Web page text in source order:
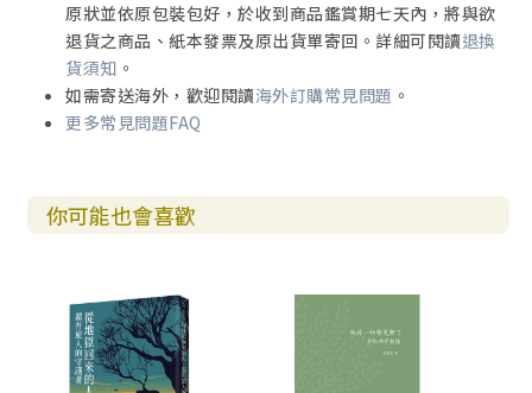
原狀並依原包裝包好，於收到商品鑑賞期七天內，將與欲
退貨之商品、紙本發票及原出貨單寄回。詳細可閱讀退換
貨須知 。
如需寄送海外，歡迎閱讀海外訂購常見問題 。
更多常見問題FAQ
你可能也會喜歡